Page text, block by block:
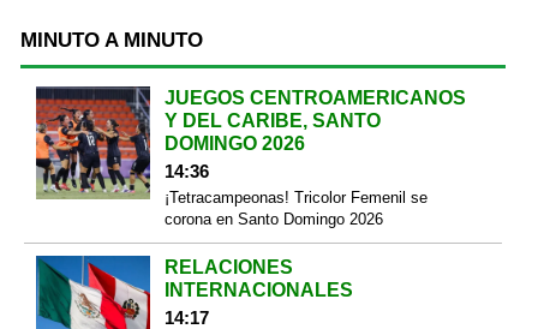
MINUTO A MINUTO
JUEGOS CENTROAMERICANOS
Y DEL CARIBE, SANTO
DOMINGO 2026
14:36
¡Tetracampeonas! Tricolor Femenil se
corona en Santo Domingo 2026
RELACIONES
INTERNACIONALES
14:17